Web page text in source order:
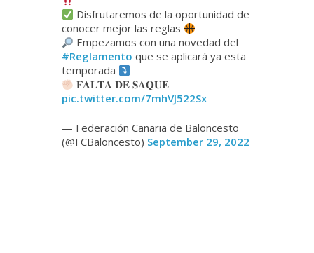
Disfrutaremos de la oportunidad de
conocer mejor las reglas
Empezamos con una novedad del
#Reglamento que se aplicará ya esta
temporada
𝐅𝐀𝐋𝐓𝐀 𝐃𝐄 𝐒𝐀𝐐𝐔𝐄
pic.twitter.com/7mhVJ522Sx
— Federación Canaria de Baloncesto
(@FCBaloncesto) September 29, 2022